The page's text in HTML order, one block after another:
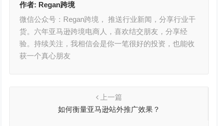
作者: Regan跨境
微信公众号：Regan跨境， 推送行业新闻，分享行业干
货。六年亚马逊跨境电商人，喜欢结交朋友，分享经
验。持续关注，我相信会是你一笔很好的投资，也能收
获一个真心朋友
上一篇
如何衡量亚马逊站外推广效果？